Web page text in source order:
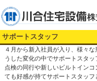
サポートスタッフ
４月から新入社員が入り、様々
うした変化の中でサポートスタ
点検の同行や新しいビルトイン
ても好感が持てサポートスタッ